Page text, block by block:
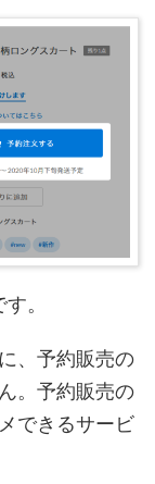
。
、予約販売の
。予約販売の
できるサービ